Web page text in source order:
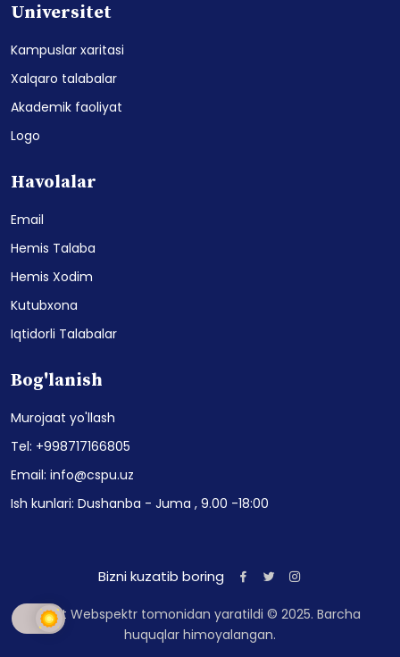
Universitet
Kampuslar xaritasi
Xalqaro talabalar
Akademik faoliyat
Logo
Havolalar
Email
Hemis Talaba
Hemis Xodim
Kutubxona
Iqtidorli Talabalar
Bog'lanish
Murojaat yo'llash
Tel: +998717166805
Email: info@cspu.uz
Ish kunlari: Dushanba - Juma , 9.00 -18:00
Bizni kuzatib boring
Sayt Webspektr tomonidan yaratildi © 2025. Barcha
huquqlar himoyalangan.